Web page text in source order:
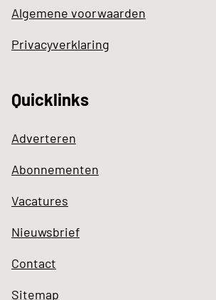
Algemene voorwaarden
Privacyverklaring
Quicklinks
Adverteren
Abonnementen
Vacatures
Nieuwsbrief
Contact
Sitemap